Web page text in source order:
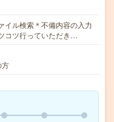
イル検索＊不備内容の入力
コツ行っていただき…
方